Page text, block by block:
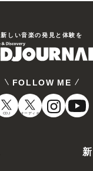
新しい⾳楽の発⾒と体験を
FOLLOW ME
CDJ オーディオ